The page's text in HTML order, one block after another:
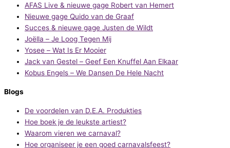
AFAS Live & nieuwe gage Robert van Hemert
Nieuwe gage Quido van de Graaf
Succes & nieuwe gage Justen de Wildt
Joëlla – Je Loog Tegen Mij
Yosee – Wat Is Er Mooier
Jack van Gestel – Geef Een Knuffel Aan Elkaar
Kobus Engels – We Dansen De Hele Nacht
Blogs
De voordelen van D.E.A. Produkties
Hoe boek je de leukste artiest?
Waarom vieren we carnaval?
Hoe organiseer je een goed carnavalsfeest?